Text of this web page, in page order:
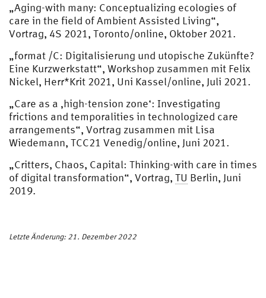
„Aging-with many: Conceptualizing ecologies of
care in the field of Ambient Assisted Living“,
Vortrag, 4S 2021, Toronto/online, Oktober 2021.
„format /C: Digitalisierung und utopische Zukünfte?
Eine Kurzwerkstatt“, Workshop zusammen mit Felix
Nickel, Herr*Krit 2021, Uni Kassel/online, Juli 2021.
„Care as a ‚high-tension zone‘: Investigating
frictions and temporalities in technologized care
arrangements“, Vortrag zusammen mit Lisa
Wiedemann, TCC21 Venedig/online, Juni 2021.
„Critters, Chaos, Capital: Thinking-with care in times
of digital transformation“, Vortrag, TU Berlin, Juni
2019.
Letzte Änderung: 21. Dezember 2022